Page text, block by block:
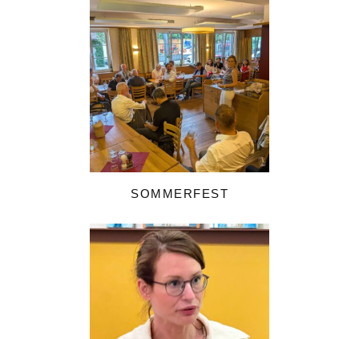
SOMMERFEST